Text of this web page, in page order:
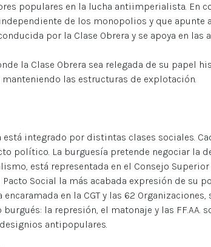
populares en la lucha antiimperialista. En
de los monopolios y que apunte
por la Clase Obrera y se apoya en las
la Clase Obrera sea relegada de su papel
las estructuras de explotación.
integrado por distintas clases sociales.
político. La burguesía pretende negociar la
está representada en el Consejo
Pacto Social la más acabada expresión de su
en la CGT y las 62
la represión, el matonaje y las FF.AA.
antipopulares.